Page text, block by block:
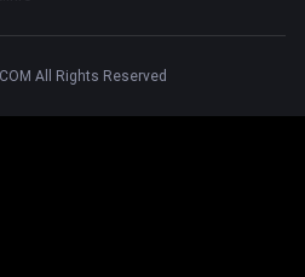
All Rights Reserved